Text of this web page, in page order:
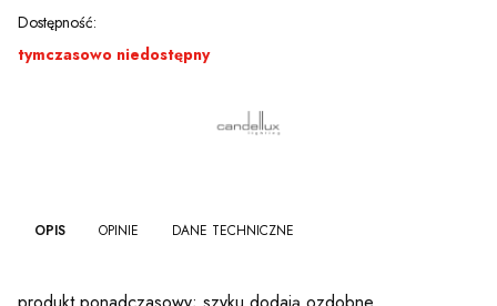
Dostępność:
tymczasowo niedostępny
OPIS OPINIE DANE TECHNICZNE